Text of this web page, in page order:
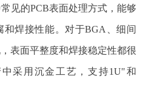
见的PCB表面处理方式，能够
焊接性能。对于BGA、细间
表面平整度和焊接稳定性都很
采用沉金工艺，支持1U"和